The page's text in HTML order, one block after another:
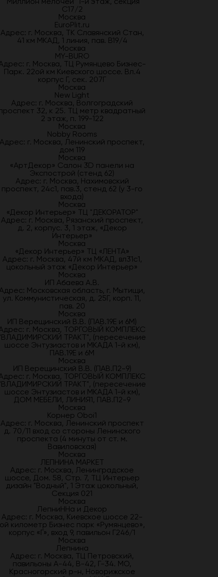
С17/2
Москва
EuroPlit.ru
Адрес: г. Москва, ТК Славянский Стан,
41 км МКАД, 1 линия, пав. В19/4
Москва
MY-BURO
г. Москва, ТЦ Румянцево Бизнес-
Парк. 22ой км Киевского шоссе. Вл.4
корпус Г, сек. 207Г
Москва
New Light
Адрес: г. Москва, Волгоградский
32, к 25. ТЦ метр квадратный
2 этаж, п. 199-122
Москва
Nobby Rooms
Адрес: г. Москва, Ленинский проспект,
дом 119
Москва
«АртДекор» Салон 3D панели на
Экспострой (стенд 62)
Адрес: г. Москва, Нахимовский
проспект, 24с1, пав.3, стенд 62 (у 3-го
входа)
Москва
«Декор Интерьер» ТЦ "ДЕКОРАТОР"
Адрес: г. Москва, Рязанский проспект,
д. 2, корпус. 3, 1 этаж, «Декор
Интерьер»
Москва
«Декор Интерьер» ТЦ «ЛЕНТА»
Адрес: г. Москва, 47й км МКАД, вл31с1,
цокольный этаж «Декор Интерьер»
Москва
ИП Абаева А.В.
Московская область, г. Мытищи,
ул. Коммунистическая, д. 25Г, корп. 11,
пав. 20
Москва
ИП Верещинский В.В. (ПАВ.19Е и 6М)
г. Москва, ТОРГОВЫЙ КОМПЛЕКС
ТРАКТ", (пересечение
шоссе Энтузиастов и МКАДА 1-й км),
ПАВ.19Е и 6М
Москва
ИП Верещинский В.В. (ПАВ.П2-9)
г. Москва, ТОРГОВЫЙ КОМПЛЕКС
ТРАКТ", (пересечение
шоссе Энтузиастов и МКАДА 1-й км),
ДОМ МЕБЕЛИ, ЛИНИЯ1, ПАВ.П2-9
Москва
Корнер Oboi1
Адрес: г. Москва, Ленинский проспект
д. 70/11 вход со стороны Ленинского
проспекта (4 минуты от ст. м.
Вавиловская)
Москва
ЛЕПНИНА МАРКЕТ
Адрес: г. Москва, Ленинградское
шоссе, Дом. 58, Стр. 7, ТЦ Интерьер
дизайн "Водный", 1 Этаж цокольный,
Секция 021
Москва
ЛепниННа и Декор
Адрес: г. Москва, Киевское шоссе 22-
километр Бизнес парк «Румянцево»,
корпус «Г», вход 9, павильон Г246/1
Москва
Лепнина
Адрес: г. Москва, ТЦ Петровский,
павильоны А-44, В-42, Г-34. МО,
Красногорский р-н, Новорижское